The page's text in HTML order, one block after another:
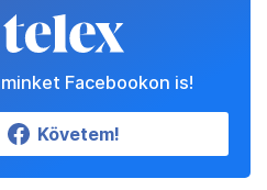
Facebookon is!
Követem!